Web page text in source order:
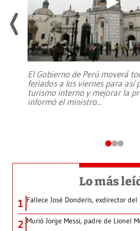
El Gobierno de Perú moverá
feriados a los viernes para así
turismo interno y mejorar la
informó el ministro...
Lo más
1 Fallece José Donderis, exdirector del
2 Murió Jorge Messi, padre de Lionel